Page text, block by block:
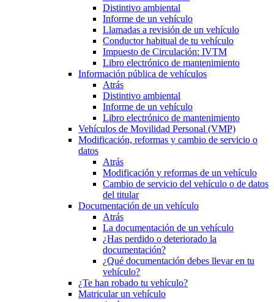
Distintivo ambiental
Informe de un vehículo
Llamadas a revisión de un vehículo
Conductor habitual de tu vehículo
Impuesto de Circulación: IVTM
Libro electrónico de mantenimiento
Información pública de vehículos
Atrás
Distintivo ambiental
Informe de un vehículo
Libro electrónico de mantenimiento
Vehículos de Movilidad Personal (VMP)
Modificación, reformas y cambio de servicio o
datos
Atrás
Modificación y reformas de un vehículo
Cambio de servicio del vehículo o de datos
del titular
Documentación de un vehículo
Atrás
La documentación de un vehículo
¿Has perdido o deteriorado la
documentación?
¿Qué documentación debes llevar en tu
vehículo?
¿Te han robado tu vehículo?
Matricular un vehículo